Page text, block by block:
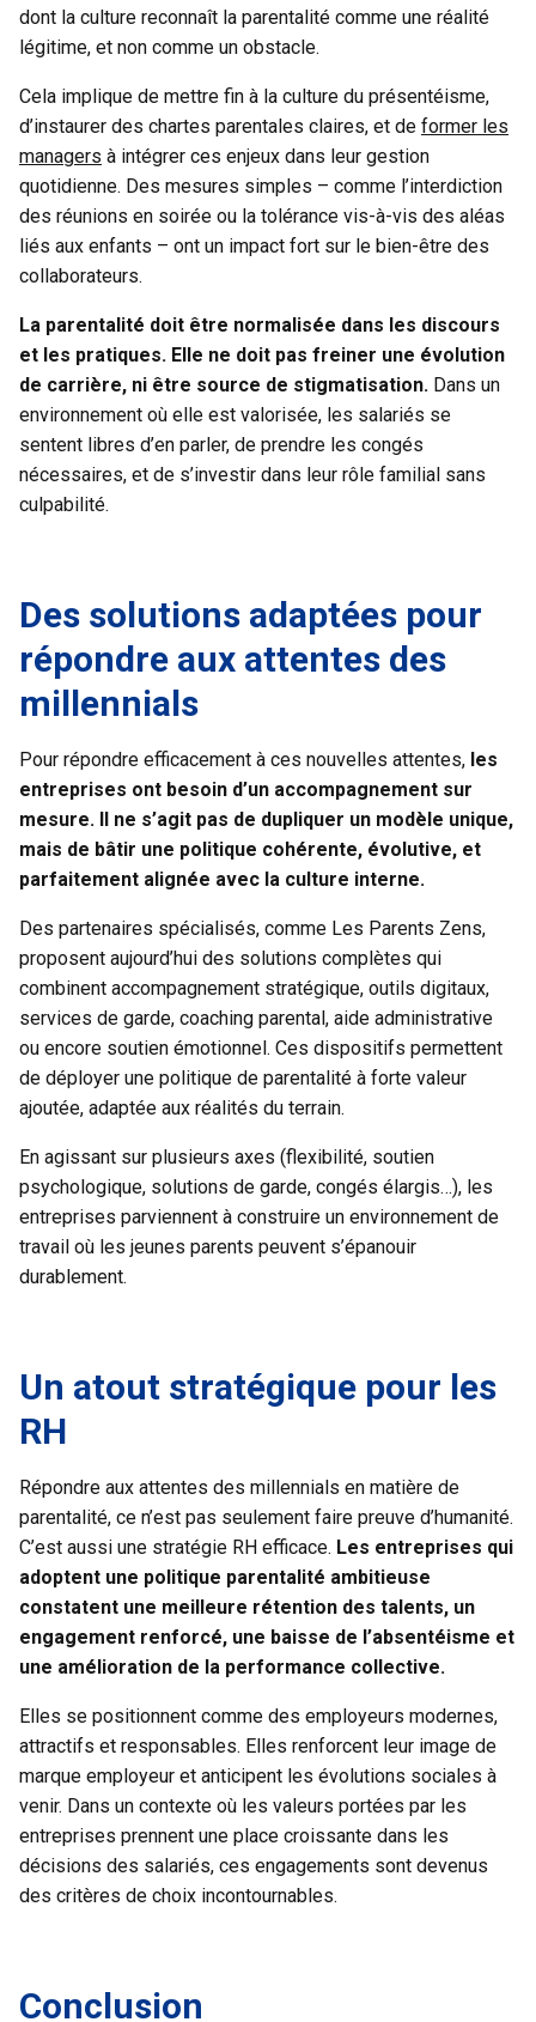
dont la culture reconnaît la parentalité comme une réalité
légitime, et non comme un obstacle.
Cela implique de mettre fin à la culture du présentéisme,
d’instaurer des chartes parentales claires, et de former les
managers à intégrer ces enjeux dans leur gestion
quotidienne. Des mesures simples – comme l’interdiction
des réunions en soirée ou la tolérance vis-à-vis des aléas
liés aux enfants – ont un impact fort sur le bien-être des
collaborateurs.
La parentalité doit être normalisée dans les discours
et les pratiques. Elle ne doit pas freiner une évolution
de carrière, ni être source de stigmatisation. Dans un
environnement où elle est valorisée, les salariés se
sentent libres d’en parler, de prendre les congés
nécessaires, et de s’investir dans leur rôle familial sans
culpabilité.
Des solutions adaptées pour
répondre aux attentes des
millennials
Pour répondre efficacement à ces nouvelles attentes, les
entreprises ont besoin d’un accompagnement sur
mesure. Il ne s’agit pas de dupliquer un modèle unique,
mais de bâtir une politique cohérente, évolutive, et
parfaitement alignée avec la culture interne.
Des partenaires spécialisés, comme Les Parents Zens,
proposent aujourd’hui des solutions complètes qui
combinent accompagnement stratégique, outils digitaux,
services de garde, coaching parental, aide administrative
ou encore soutien émotionnel. Ces dispositifs permettent
de déployer une politique de parentalité à forte valeur
ajoutée, adaptée aux réalités du terrain.
En agissant sur plusieurs axes (flexibilité, soutien
psychologique, solutions de garde, congés élargis…), les
entreprises parviennent à construire un environnement de
travail où les jeunes parents peuvent s’épanouir
durablement.
Un atout stratégique pour les
RH
Répondre aux attentes des millennials en matière de
parentalité, ce n’est pas seulement faire preuve d’humanité.
C’est aussi une stratégie RH efficace. Les entreprises qui
adoptent une politique parentalité ambitieuse
constatent une meilleure rétention des talents, un
engagement renforcé, une baisse de l’absentéisme et
une amélioration de la performance collective.
Elles se positionnent comme des employeurs modernes,
attractifs et responsables. Elles renforcent leur image de
marque employeur et anticipent les évolutions sociales à
venir. Dans un contexte où les valeurs portées par les
entreprises prennent une place croissante dans les
décisions des salariés, ces engagements sont devenus
des critères de choix incontournables.
Conclusion